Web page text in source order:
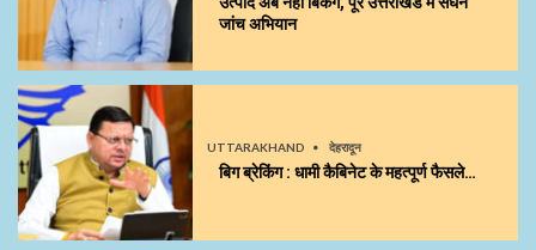
जांच अभियान
UTTARAKHAND देहरादून
बिग ब्रेकिंग : धामी कैबिनेट के महत्पूर्ण फैसले…